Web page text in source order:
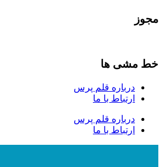
مجوز
خط مشی ها
درباره قلم پرس
ارتباط با ما
درباره قلم پرس
ارتباط با ما